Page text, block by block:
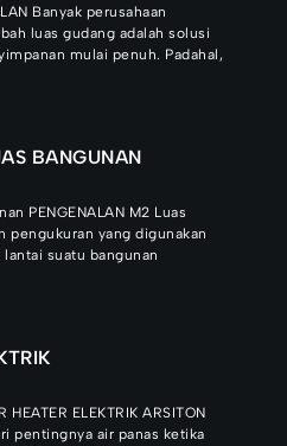
Banyak perusahaan
luas gudang adalah solusi
mulai penuh. Padahal,
BANGUNAN
PENGENALAN M2 Luas
pengukuran yang digunakan
suatu bangunan
ELEKTRIK ARSITON
pentingnya air panas ketika